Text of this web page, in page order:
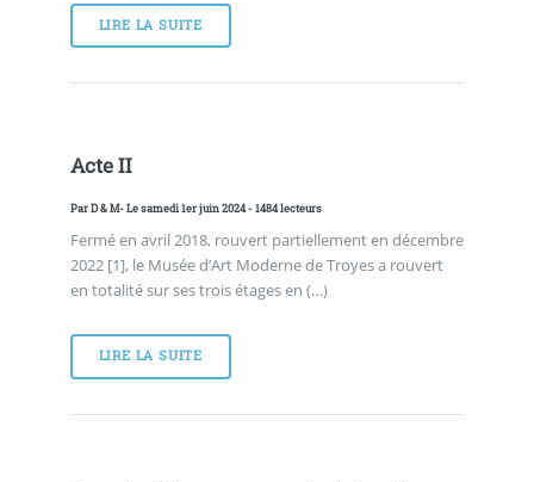
LIRE LA SUITE
Acte II
ParD & M- Le samedi 1er juin 2024 - 1484 lecteurs
Fermé en avril 2018, rouvert partiellement en décembre
2022 [1], le Musée d’Art Moderne de Troyes a rouvert
en totalité sur ses trois étages en (…)
LIRE LA SUITE